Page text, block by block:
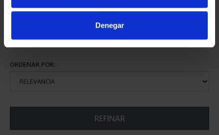
Denegar
registrados
ORDENAR POR:
REFINAR